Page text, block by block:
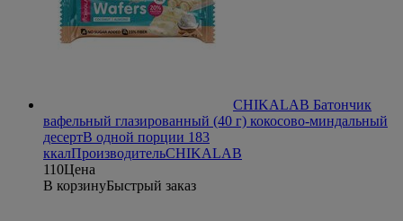
CHIKALAB Батончик
вафельный глазированный (40 г) кокосово-миндальный
десертВ одной порции 183
ккалПроизводительCHIKALAB
110Цена
В корзинуБыстрый заказ